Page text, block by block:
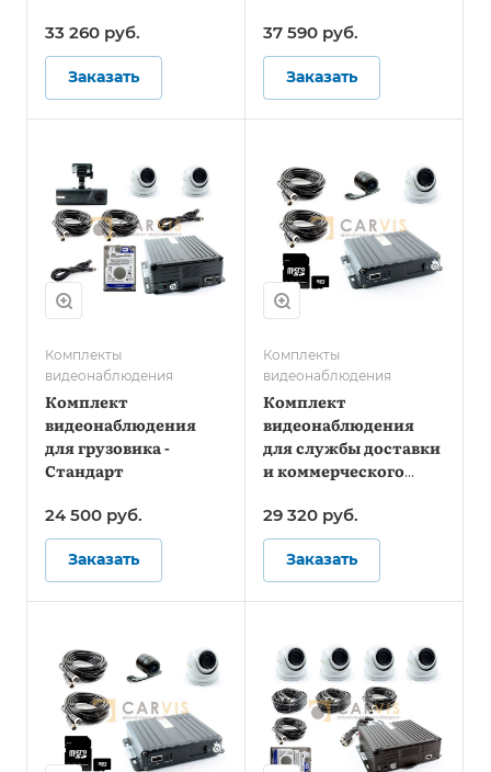
33 260 руб.
Заказать
37 590 руб.
Заказать
Комплекты
видеонаблюдения
Комплект
видеонаблюдения
для грузовика -
Стандарт
24 500 руб.
Заказать
Комплекты
видеонаблюдения
Комплект
видеонаблюдения
для службы доставки
и коммерческого
29 320 руб.
Заказать